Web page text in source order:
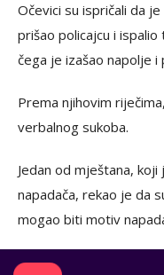
Očevici su ispričali da
prišao policajcu i
čega je izašao napolje i
Prema njihovim
verbalnog sukoba.
Jedan od mještana,
napadača, rekao je da
mogao biti motiv